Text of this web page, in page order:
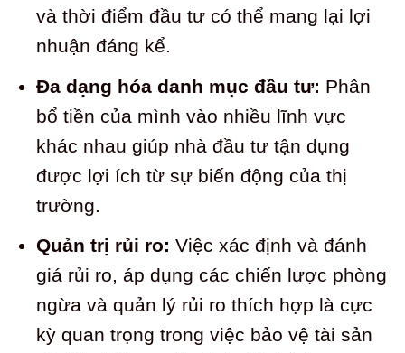
và thời điểm đầu tư có thể mang lại lợi
nhuận đáng kể.
Đa dạng hóa danh mục đầu tư: Phân
bổ tiền của mình vào nhiều lĩnh vực
khác nhau giúp nhà đầu tư tận dụng
được lợi ích từ sự biến động của thị
trường.
Quản trị rủi ro: Việc xác định và đánh
giá rủi ro, áp dụng các chiến lược phòng
ngừa và quản lý rủi ro thích hợp là cực
kỳ quan trọng trong việc bảo vệ tài sản